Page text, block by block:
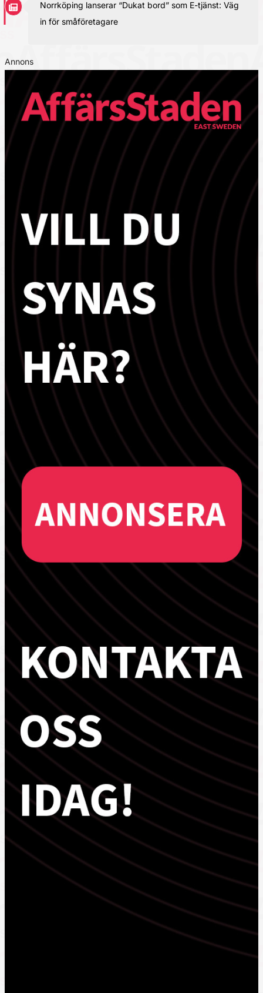
Norrköping lanserar “Dukat bord” som E-tjänst: Väg
in för småföretagare
Annons